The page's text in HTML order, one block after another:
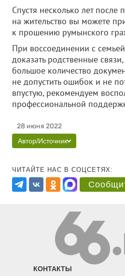
Спустя несколько лет после
на жительство вы можете
к прошению румынского
При воссоединении с
доказать родственные
большое количество
не допустить ошибок и не
впустую, рекомендуем
профессиональной
28 июня 2022
Автор/Источник
ЧИТАЙТЕ НАС В СОЦСЕТЯХ:
КОНТАКТЫ